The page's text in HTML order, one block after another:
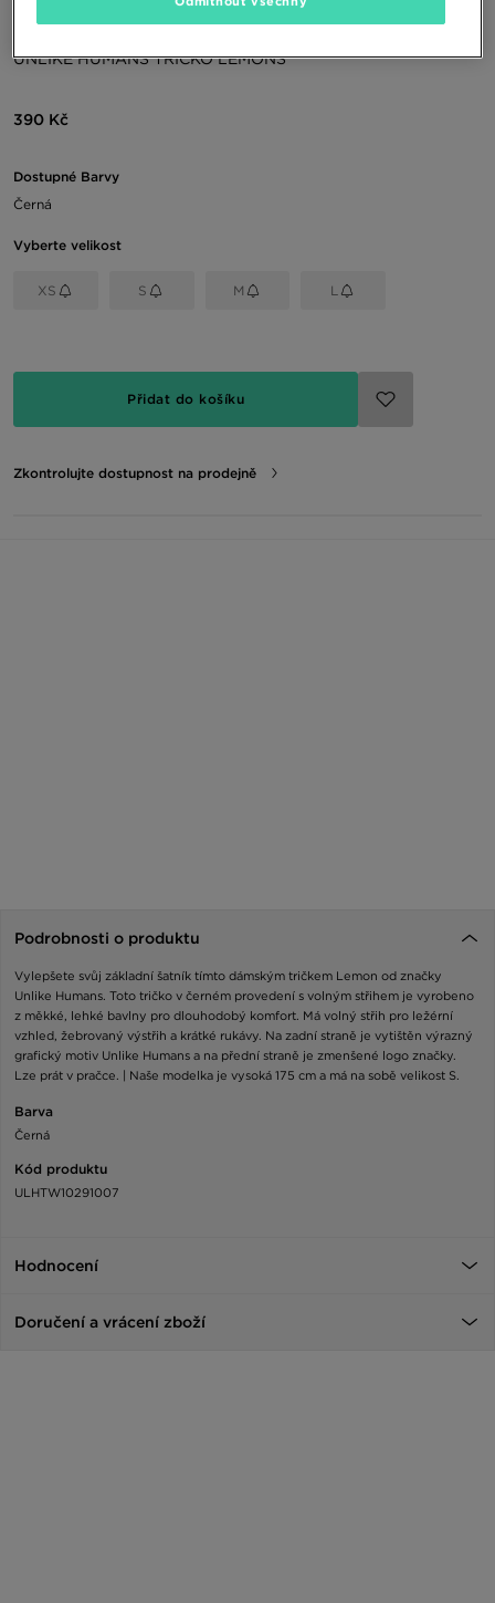
ONLY AT JD
UNLIKE HUMANS TRIČKO LEMONS
390 Kč
Dostupné Barvy
Černá
Vyberte velikost
XS S M L
Přidat do košíku
Zkontrolujte dostupnost na prodejně
Podrobnosti o produktu
Vylepšete svůj základní šatník tímto dámským tričkem Lemon od značky
Unlike Humans. Toto tričko v černém provedení s volným střihem je vyrobeno
z měkké, lehké bavlny pro dlouhodobý komfort. Má volný střih pro ležérní
vzhled, žebrovaný výstřih a krátké rukávy. Na zadní straně je vytištěn výrazný
grafický motiv Unlike Humans a na přední straně je zmenšené logo značky.
Lze prát v pračce. | Naše modelka je vysoká 175 cm a má na sobě velikost S.
Barva
Černá
Kód produktu
ULHTW10291007
Hodnocení
Doručení a vrácení zboží